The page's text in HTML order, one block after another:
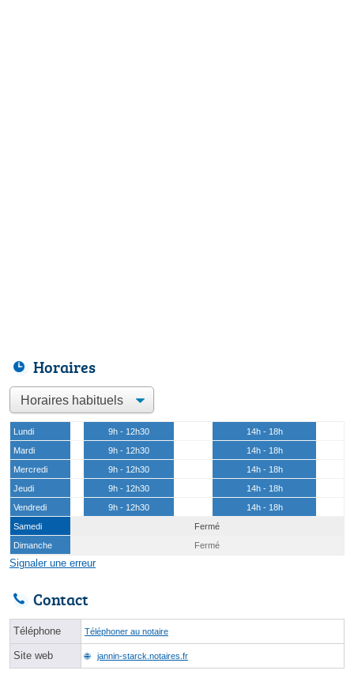
Horaires
Lundi 9h - 12h30
14h - 18h
Mardi
9h - 12h30
14h - 18h
Mercredi
9h - 12h30
14h - 18h
Jeudi
9h - 12h30
14h - 18h
Vendredi
9h - 12h30
14h - 18h
Samedi
Fermé
Dimanche
Fermé
Signaler une erreur
Contact
Téléphone Téléphoner au notaire
Site web jannin-starck.notaires.fr